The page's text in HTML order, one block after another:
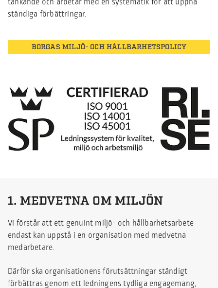
ständiga förbättringar.
BORGAS MILJÖ- OCH HÅLLBARHETSPOLICY
1. MEDVETNA OM MILJÖN
Vi förstår att ett genuint miljö- och hållbarhetsarbete
endast kan uppstå i en organisation med medvetna
medarbetare.
Därför ska organisationens förutsättningar ständigt
förbättras genom ett ledningens tydliga engagemang,